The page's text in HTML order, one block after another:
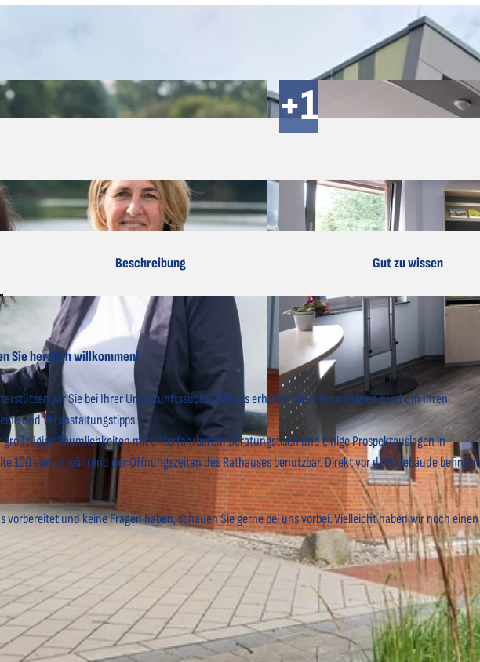
CC-BY-SA
Beschreibung Gut zu wissen
Sie herzlich willkommen!
wir Sie bei Ihrer Unterkunftssuche. Bei uns erhalten Sie Informationen rund um Ihren
und Veranstaltungstipps.
Räumlichkeiten mit unterfahrbarem Beratungstisch und einige Prospektauslagen in
100 cm) ist während der Öffnungszeiten des Rathauses benutzbar. Direkt vor dem Gebäude befindet
und keine Fragen haben, schauen Sie gerne bei uns vorbei. Vielleicht haben wir noch einen